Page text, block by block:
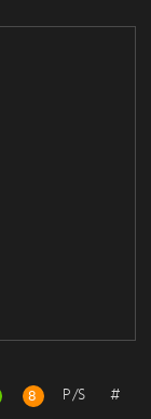
8 P/S #